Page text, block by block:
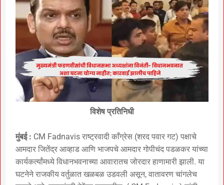
विशेष प्रतिनिधी
मुंबई : CM Fadnavis राष्ट्रवादी काँग्रेस (शरद पवार गट) पक्षाचे
आमदार जितेंद्र आव्हाड आणि भाजपचे आमदार गोपीचंद पडळकर यांच्या
कार्यकर्त्यांमध्ये विधानभवनाच्या आवारातच जोरदार हाणामारी झाली. या
घटनेने राजकीय वर्तुळात खळबळ उडवली असून, वातावरण चांगलेच